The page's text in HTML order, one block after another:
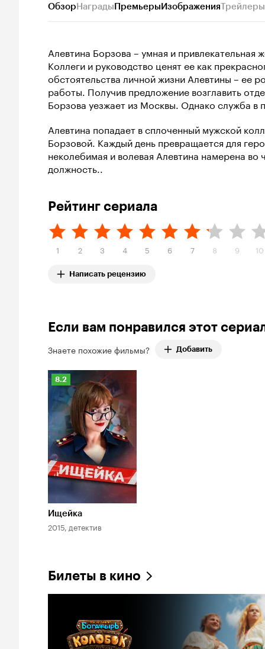
ОбзорНаградыПремьерыИзображенияТрейлеры
Алевтина Борзова – умная и
Коллеги и руководство ценят ее как
обстоятельства личной жизни Алевтины – ее
работы. Получив предложение возглавить
Борзова уезжает из Москвы. Однако служба в
Алевтина попадает в сплоченный мужской
Борзовой. Каждый день превращается для
неколебимая и волевая Алевтина намерена
должность..
Рейтинг сериала
1 2 3 4 5 6 7 8 9 10
Написать рецензию
Если вам понравился этот
Знаете похожие фильмы? Добавить
Рейтинг
Кинопоиска
8.2
8.2
Ищейка
2015, детектив
Билеты в кино